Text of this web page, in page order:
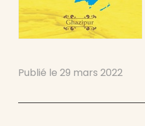
Publié le 29 mars 2022